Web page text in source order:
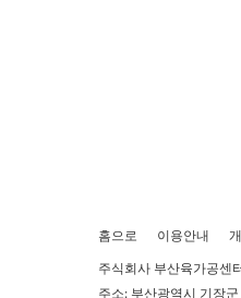
홈으로 이용안내
주식회사 부산육가공
주소: 부산광역시 기장